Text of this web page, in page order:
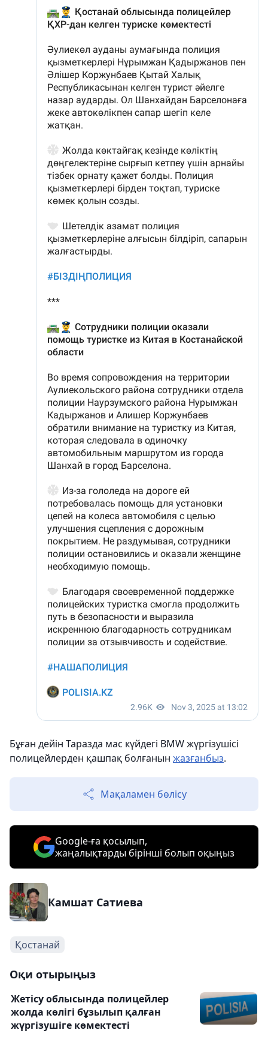
Бұған дейін Таразда мас күйдегі BMW жүргізушісі
полицейлерден қашпақ болғанын жазғанбыз.
Мақаламен бөлісу
Google-ға қосылып,
жаңалықтарды бірінші болып оқыңыз
Камшат Сатиева
Қостанай
Оқи отырыңыз
Жетісу облысында полицейлер
жолда көлігі бұзылып қалған
жүргізушіге көмектесті